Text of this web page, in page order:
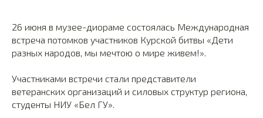
26 июня в музее-диораме состоялась Международная
встреча потомков участников Курской битвы «Дети
разных народов, мы мечтою о мире живем!».
Участниками встречи стали представители
ветеранских организаций и силовых структур региона,
студенты НИУ «Бел ГУ».